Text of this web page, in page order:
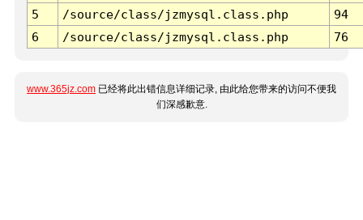
5
/source/class/jzmysql.class.php
94
6
/source/class/jzmysql.class.php 76
www.365jz.com 已经将此出错信息详细记录, 由此给您带来的访问不便我
们深感歉意.